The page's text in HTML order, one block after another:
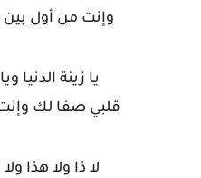
وإنت من أول
يا زينة الدنيا
قلبي صفا لك
لا ذا ولا هذا